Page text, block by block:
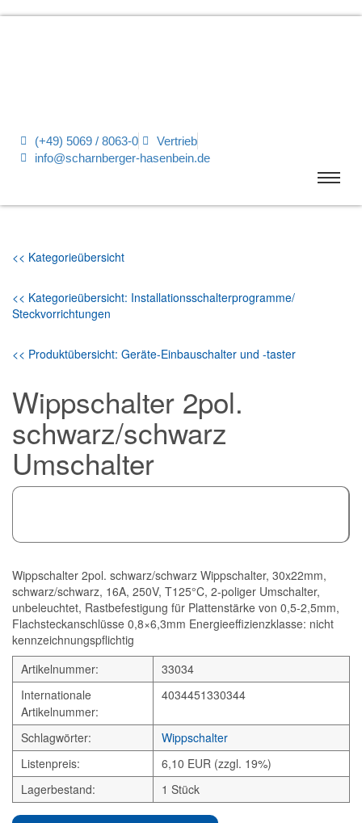
(+49) 5069 / 8063-0
Vertrieb
info@scharnberger-hasenbein.de
<< Kategorieübersicht
<< Kategorieübersicht: Installationsschalterprogramme/
Steckvorrichtungen
<< Produktübersicht: Geräte-Einbauschalter und -taster
Wippschalter 2pol.
schwarz/schwarz
Umschalter
Wippschalter 2pol. schwarz/schwarz Wippschalter, 30x22mm,
schwarz/schwarz, 16A, 250V, T125°C, 2-poliger Umschalter,
unbeleuchtet, Rastbefestigung für Plattenstärke von 0,5-2,5mm,
Flachsteckanschlüsse 0,8×6,3mm Energieeffizienzklasse: nicht
kennzeichnungspflichtig
Artikelnummer:
33034
Internationale
Artikelnummer:
4034451330344
Schlagwörter:
Wippschalter
Listenpreis:
6,10 EUR (zzgl. 19%)
Lagerbestand:
1 Stück